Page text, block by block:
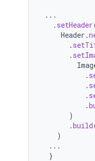
...
. setHeader
Header .
.
.
.
.
.
.
)
.build
)
...
}